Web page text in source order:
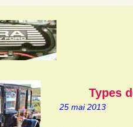
Types
25 mai 2013